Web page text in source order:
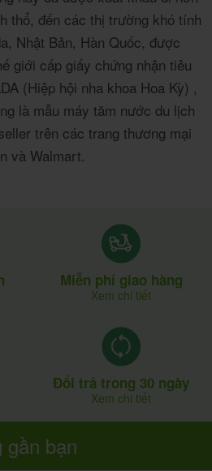
thổ, đến các thị trường khó tính
Nhật Bản, Hàn Quốc, được
giới cấp giấy chứng nhận tiêu
(Hiệp hội nha khoa Hoa Kỳ) ,
là mẫu máy tăm nước du lịch
trên các trang thương mại
và Walmart.
Miễn phí giao hàng
Xem chi tiết
Đổi trả trong 30 ngày
Xem chi tiết
bạn